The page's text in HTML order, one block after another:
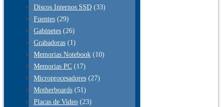
Discos Internos SSD (33)
Fuentes (29)
Gabinetes (26)
Grabadoras (1)
Memorias Notebook (10)
Memorias PC (17)
Microprocesadores (27)
Motherboards (51)
Placas de Video (23)